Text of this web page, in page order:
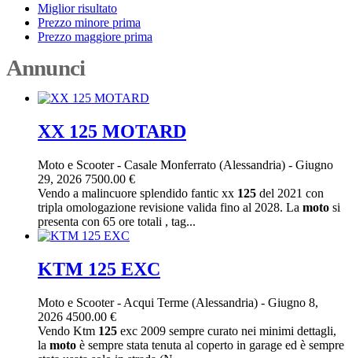
Miglior risultato
Prezzo minore prima
Prezzo maggiore prima
Annunci
XX 125 MOTARD
Moto e Scooter- Casale Monferrato (Alessandria) - Giugno
29, 2026 7500.00 €
Vendo a malincuore splendido fantic xx 125 del 2021 con
tripla omologazione revisione valida fino al 2028. La moto si
presenta con 65 ore totali , tag...
KTM 125 EXC
Moto e Scooter- Acqui Terme (Alessandria) - Giugno 8,
2026 4500.00 €
Vendo Ktm 125 exc 2009 sempre curato nei minimi dettagli,
la moto è sempre stata tenuta al coperto in garage ed è sempre